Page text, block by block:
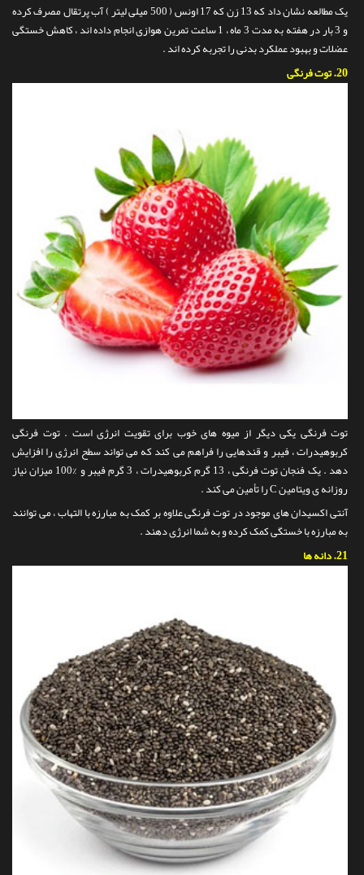
یک مطالعه نشان داد که 13 زن که 17 اونس ( 500 میلی لیتر ) آب پرتقال مصرف کرده
و 3 بار در هفته به مدت 3 ماه ، 1 ساعت تمرین هوازی انجام داده اند ، کاهش خستگی
عضلات و بهبود عملکرد بدنی را تجربه کرده اند .
20. توت فرنگی
توت فرنگی یکی دیگر از میوه های خوب برای تقویت انرژی است . توت فرنگی
کربوهیدرات ، فیبر و قندهایی را فراهم می کند که می تواند سطح انرژی را افزایش
دهد . یک فنجان توت فرنگی ، 13 گرم کربوهیدرات ، 3 گرم فیبر و %100 میزان نیاز
روزانه ی ویتامین C را تأمین می کند .
آنتی اکسیدان های موجود در توت فرنگی علاوه بر کمک به مبارزه با التهاب ، می توانند
به مبارزه با خستگی کمک کرده و به شما انرژی دهند .
21. دانه ها